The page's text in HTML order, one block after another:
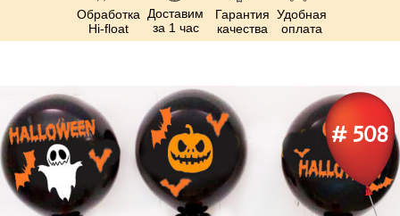
Обработка
Hi-float
Доставим
за 1 час
Гарантия
качества
Удобная
оплата